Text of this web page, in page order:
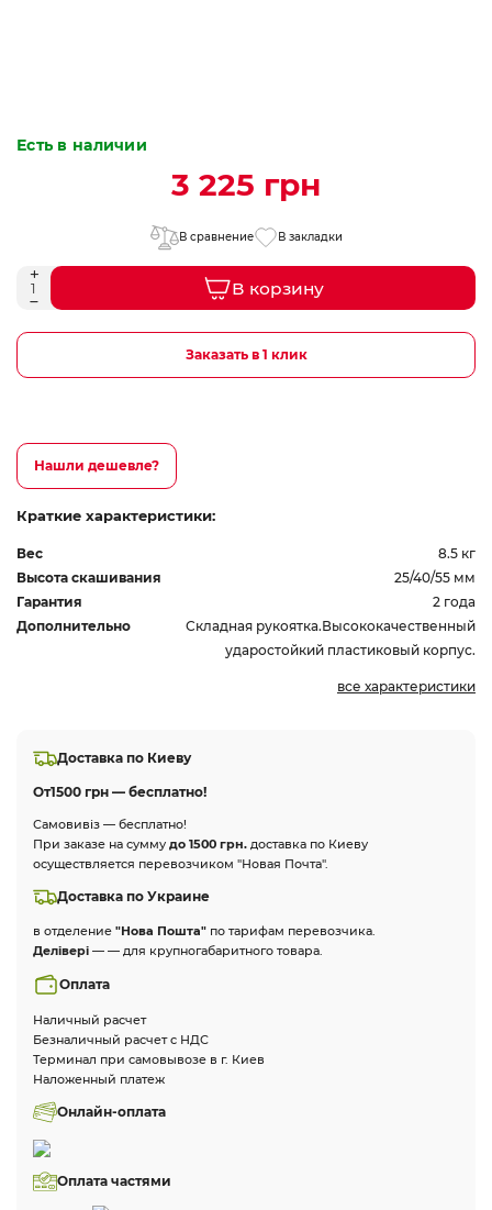
Есть в наличии
3 225 грн
В сравнение В закладки
В корзину
Заказать в 1 клик
Нашли дешевле?
Краткие характеристики:
Вес
8.5 кг
Высота скашивания
25/40/55 мм
Гарантия
2 года
Дополнительно
Складная рукоятка.Высококачественный
ударостойкий пластиковый корпус.
все характеристики
Доставка по Киеву
От1500 грн — бесплатно!
Самовивіз — бесплатно!
При заказе на сумму до 1500 грн. доставка по Киеву
осуществляется перевозчиком "Новая Почта".
Доставка по Украине
в отделение "Нова Пошта" по тарифам перевозчика.
Делівері — — для крупногабаритного товара.
Оплата
Наличный расчет
Безналичный расчет с НДС
Терминал при самовывозе в г. Киев
Наложенный платеж
Онлайн-оплата
Оплата частями